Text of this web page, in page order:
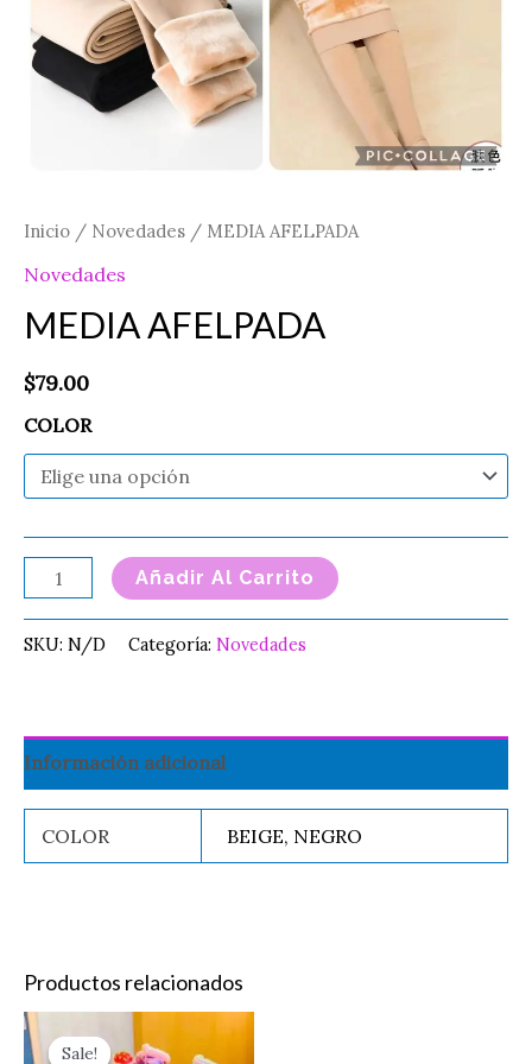
Inicio / Novedades / MEDIA AFELPADA
Novedades
MEDIA AFELPADA
$79.00
COLOR
Añadir Al Carrito
SKU: N/D Categoría: Novedades
Información adicional
COLOR BEIGE, NEGRO
Productos relacionados
Sale!
Sale!
price
price